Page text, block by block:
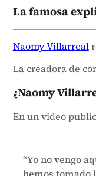
La famosa
Naomy Villarreal
La creadora de
¿Naomy
En un video
“Yo no vengo